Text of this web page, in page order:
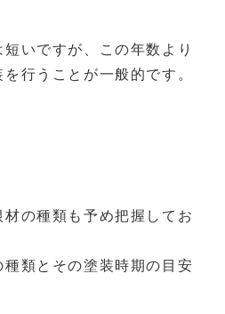
いですが、この年数より
行うことが一般的です。
の種類も予め把握してお
類とその塗装時期の目安